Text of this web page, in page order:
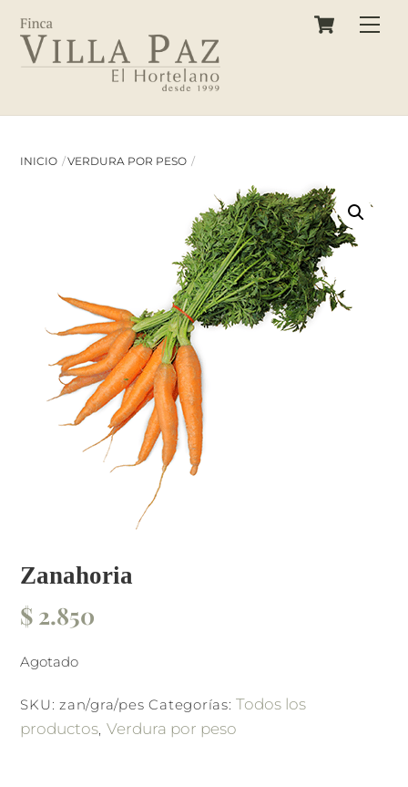
content
Cart
INICIO VERDURA POR PESO
Zanahoria
$ 2.850
Agotado
SKU:zan/gra/pes Categorías:Todos los
productos, Verdura por peso
To
Top